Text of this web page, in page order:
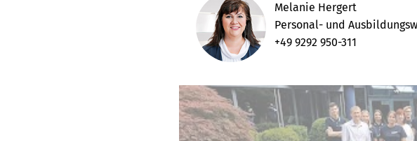
Melanie Hergert
Personal- und
+49 9292 950-311